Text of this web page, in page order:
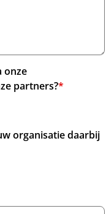
onze
partners?*
organisatie daarbij